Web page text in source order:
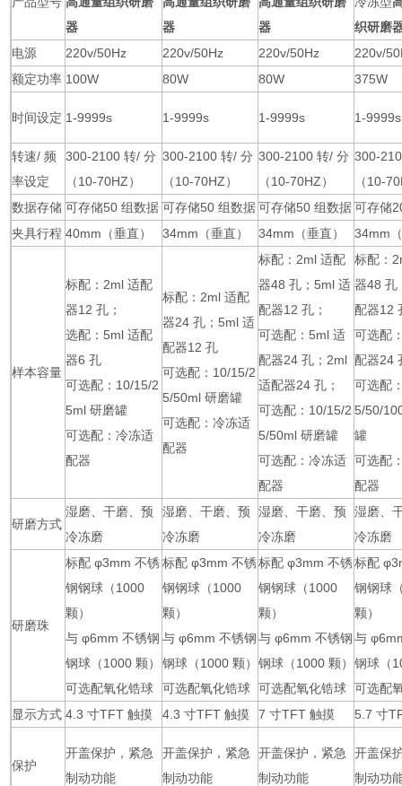
器
器
器
织研磨
电源
220v/50Hz 220v/50Hz 220v/50Hz
220v/
额定功率 100W 80W 80W 375W
时间设定 1-9999s 1-9999s 1-9999s 1-9999s
转速/ 频
率设定
300-2100 转/ 分
（10-70HZ）
300-2100 转/ 分
（10-70HZ）
300-2100 转/ 分
（10-70HZ）
300-
（10-
数据存储 可存储50 组数据 可存储50 组数据 可存储50 组数据 可存储
夹具行程 40mm（垂直） 34mm（垂直） 34mm（垂直） 34mm
样本容量
标配：2ml 适配
器12 孔；
选配：5ml 适配
器6 孔
可选配：10/15/2
5ml 研磨罐
可选配：冷冻适
配器
标配：2ml 适配
器24 孔；5ml 适
配器12 孔
可选配：10/15/2
5/50ml 研磨罐
可选配：冷冻适
配器
标配：2ml 适配
器48 孔；5ml 适
配器12 孔；
可选配：5ml 适
配器24 孔；2ml
适配器24 孔；
可选配：10/15/2
5/50ml 研磨罐
可选配：冷冻适
配器
标配：
器48 孔
配器12
可选配
配器24
可选配
5/50/
罐
可选配
配器
研磨方式
湿磨、干磨、预
冷冻磨
湿磨、干磨、预
冷冻磨
湿磨、干磨、预
冷冻磨
湿磨、
冷冻磨
研磨珠
标配 φ3mm 不锈
钢钢球（1000
颗）
与 φ6mm 不锈钢
钢球（1000 颗）
可选配氧化锆球
标配 φ3mm 不锈
钢钢球（1000
颗）
与 φ6mm 不锈钢
钢球（1000 颗）
可选配氧化锆球
标配 φ3mm 不锈
钢钢球（1000
颗）
与 φ6mm 不锈钢
钢球（1000 颗）
可选配氧化锆球
标配
钢钢球
颗）
与
钢球（
可选配
显示方式 4.3 寸TFT 触摸 4.3 寸TFT 触摸 7 寸TFT 触摸 5.7 寸
保护
开盖保护，紧急
制动功能
开盖保护，紧急
制动功能
开盖保护，紧急
制动功能
开盖保
制动功